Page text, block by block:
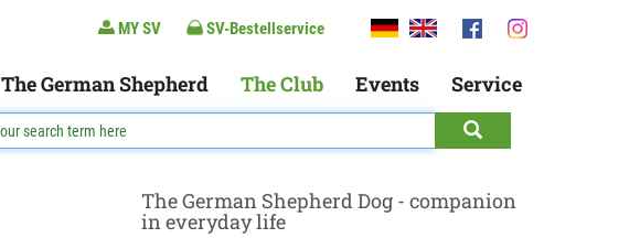
MY SV SV-Bestellservice
The German Shepherd The Club Events Service
The German Shepherd Dog - companion
in everyday life